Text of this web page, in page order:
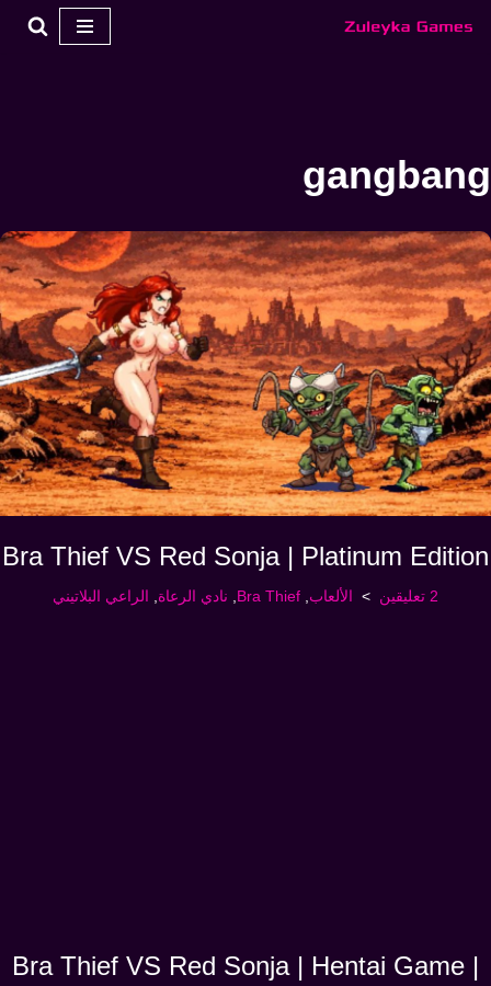
gangbang
Bra Thief VS Red Sonja | Platinum Edition
2 تعليقين الألعاب Bra Thief نادي الرعاة الراعي البلاتيني
Bra Thief VS Red Sonja | Hentai Game |